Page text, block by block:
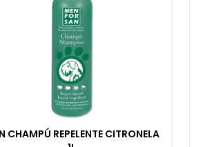
CHAMPÚ REPELENTE CITRONELA